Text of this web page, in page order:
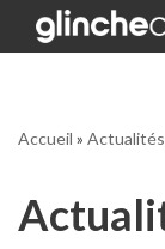
Accueil »